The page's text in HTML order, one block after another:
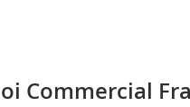
Commercial